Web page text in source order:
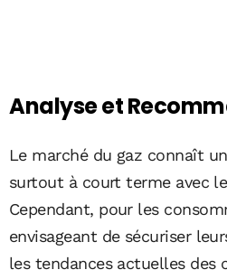
Analyse et
Le marché du gaz connaît
surtout à court terme avec
Cependant, pour les
envisageant de sécuriser
les tendances actuelles des